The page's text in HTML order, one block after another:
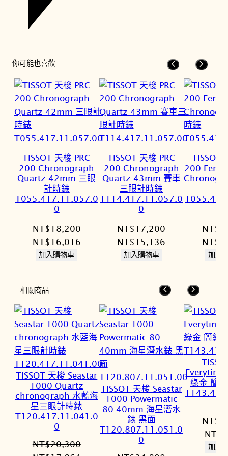
你可能也喜歡
TISSOT 天梭 PRC
200 Chronograph
Quartz 42mm 三眼
計時錶
T055.417.11.057.0
0
NT$18,200
原
始
NT$18,200。
NT$16,016目
加入購物車
TISSOT 天梭 PRC
200 Chronograph
Quartz 43mm 賽車
三眼計時錶
T114.417.11.057.0
0
NT$17,200
原
始
NT$17,200。
NT$15,136
NT$15,136。
加入購物車
TISSOT
200
NT$
原
始
NT$
加入
相關商品
TISSOT 天梭 Seastar
1000 Quartz
chronograph 水藍海
星三眼計時錶
T120.417.11.041.0
0
NT$20,300
TISSOT 天梭 Seastar
1000 Powermatic
80 40mm 海星潛水
錶 黑面
T120.807.11.051.0
0
綠金 簡
NT$
原
始
NT$
加入